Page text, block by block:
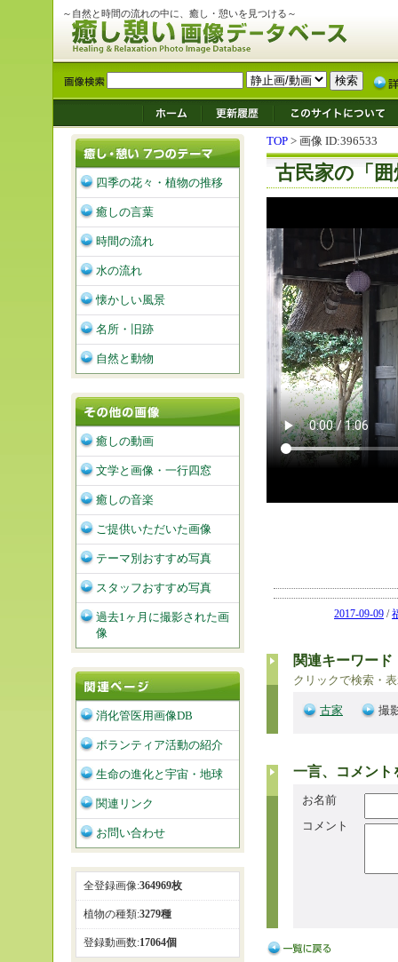
～自然と時間の流れの中に、癒し・憩いを見つける～
TOP > 画像 ID:396533
古民家の「
2017-09-09 /
関連キーワード
クリックで検索・
古家 撮
一言、コメント
お名前
コメント
四季の花々・植物の推移
癒しの言葉
時間の流れ
水の流れ
懐かしい風景
名所・旧跡
自然と動物
癒しの動画
文学と画像・一行四窓
癒しの音楽
ご提供いただいた画像
テーマ別おすすめ写真
スタッフおすすめ写真
過去1ヶ月に撮影された画
像
消化管医用画像DB
ボランティア活動の紹介
生命の進化と宇宙・地球
関連リンク
お問い合わせ
全登録画像:364969枚
植物の種類:3279種
登録動画数:17064個